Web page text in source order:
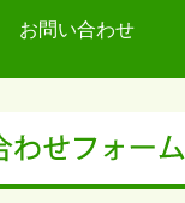
お問い合わせ